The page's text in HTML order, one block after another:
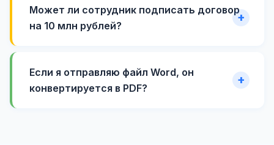
Может ли сотрудник подписать договор
на 10 млн рублей?
Если я отправляю файл Word, он
конвертируется в PDF?